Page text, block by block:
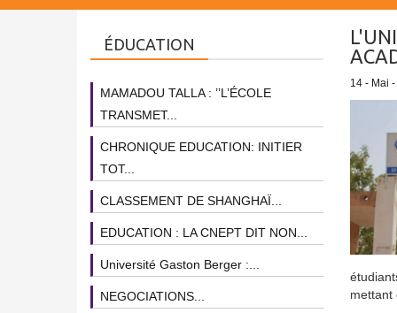
14 - Mai
mettant
ÉDUCATION
MAMADOU TALLA : ’’L’ÉCOLE
TRANSMET...
CHRONIQUE EDUCATION: INITIER
TOT...
CLASSEMENT DE SHANGHAÏ...
EDUCATION : LA CNEPT DIT NON...
Université Gaston Berger :...
NEGOCIATIONS...